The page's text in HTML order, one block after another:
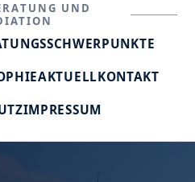
UND
AKTUELLKONTAKT
IMPRESSUM